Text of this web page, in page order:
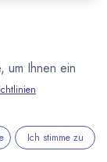
wir eine
Pacarihat einen
um Ihnen ein
Ich stimme zu